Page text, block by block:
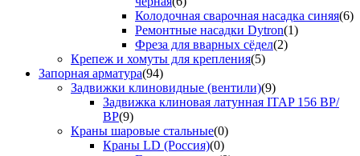
Колодочная сварочная насадка синяя(6)
Ремонтные насадки Dytron(1)
Фреза для вварных сёдел(2)
Крепеж и хомуты для крепления(5)
Запорная арматура(94)
Задвижки клиновидные (вентили)(9)
Задвижка клиновая латунная ITAP 156 ВР/
ВР(9)
Краны шаровые стальные(0)
Краны LD (Россия)(0)